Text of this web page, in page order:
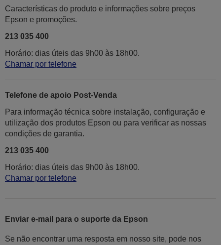
Características do produto e informações sobre preços
Epson e promoções.
213 035 400
Horário: dias úteis das 9h00 às 18h00.
Chamar por telefone
Telefone de apoio Post-Venda
Para informação técnica sobre instalação, configuração e
utilização dos produtos Epson ou para verificar as nossas
condições de garantia.
213 035 400
Horário: dias úteis das 9h00 às 18h00.
Chamar por telefone
Enviar e-mail para o suporte da Epson
Se não encontrar uma resposta em nosso site, pode nos